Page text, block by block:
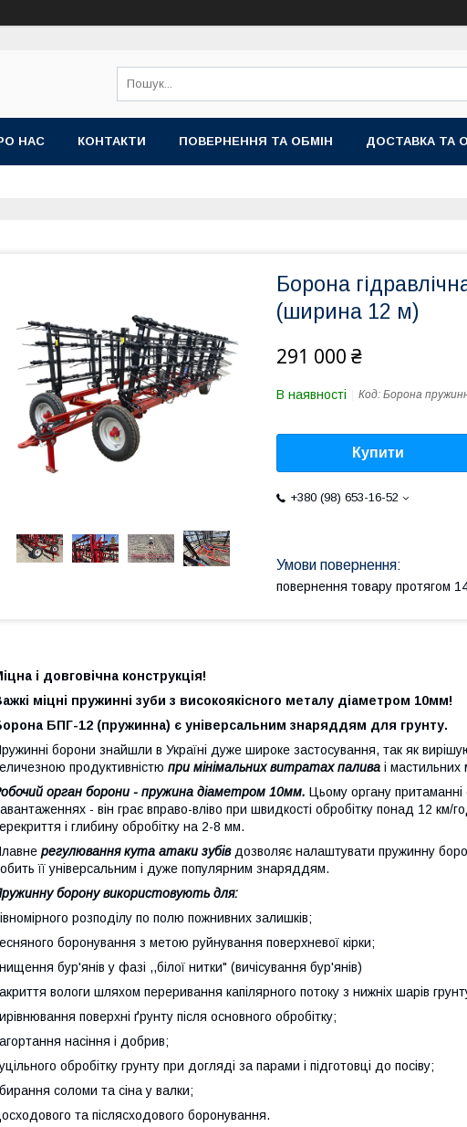
НАС КОНТАКТИ ПОВЕРНЕННЯ ТА ОБМІН ДОСТАВКА ТА
Борона
(ширина 12 м)
291 000 ₴
В наявності Код: Борона
Купити
+380 (98) 653-16-52
повернення товару протягом
і довговічна конструкція!
міцні пружинні зуби з високоякісного металу діаметром 10мм!
БПГ-12 (пружинна) є універсальним знаряддям для грунту.
борони знайшли в Україні дуже широке застосування, так як
продуктивністю при мінімальних витратах палива і
орган борони - пружина діаметром 10мм. Цьому органу притаманні
- він грає вправо-вліво при швидкості обробітку понад 12 км/
і глибину обробітку на 2-8 мм.
регулювання кута атаки зубівдозволяє налаштувати пружинну
її універсальним і дуже популярним знаряддям.
борону використовують для:
розподілу по полю пожнивних залишків;
боронування з метою руйнування поверхневої кірки;
бур'янів у фазі ,,білої нитки" (вичісування бур'янів)
вологи шляхом переривання капілярного потоку з нижніх шарів
поверхні ґрунту після основного обробітку;
насіння і добрив;
обробітку грунту при догляді за парами і підготовці до посіву;
соломи та сіна у валки;
та післясходового боронування.